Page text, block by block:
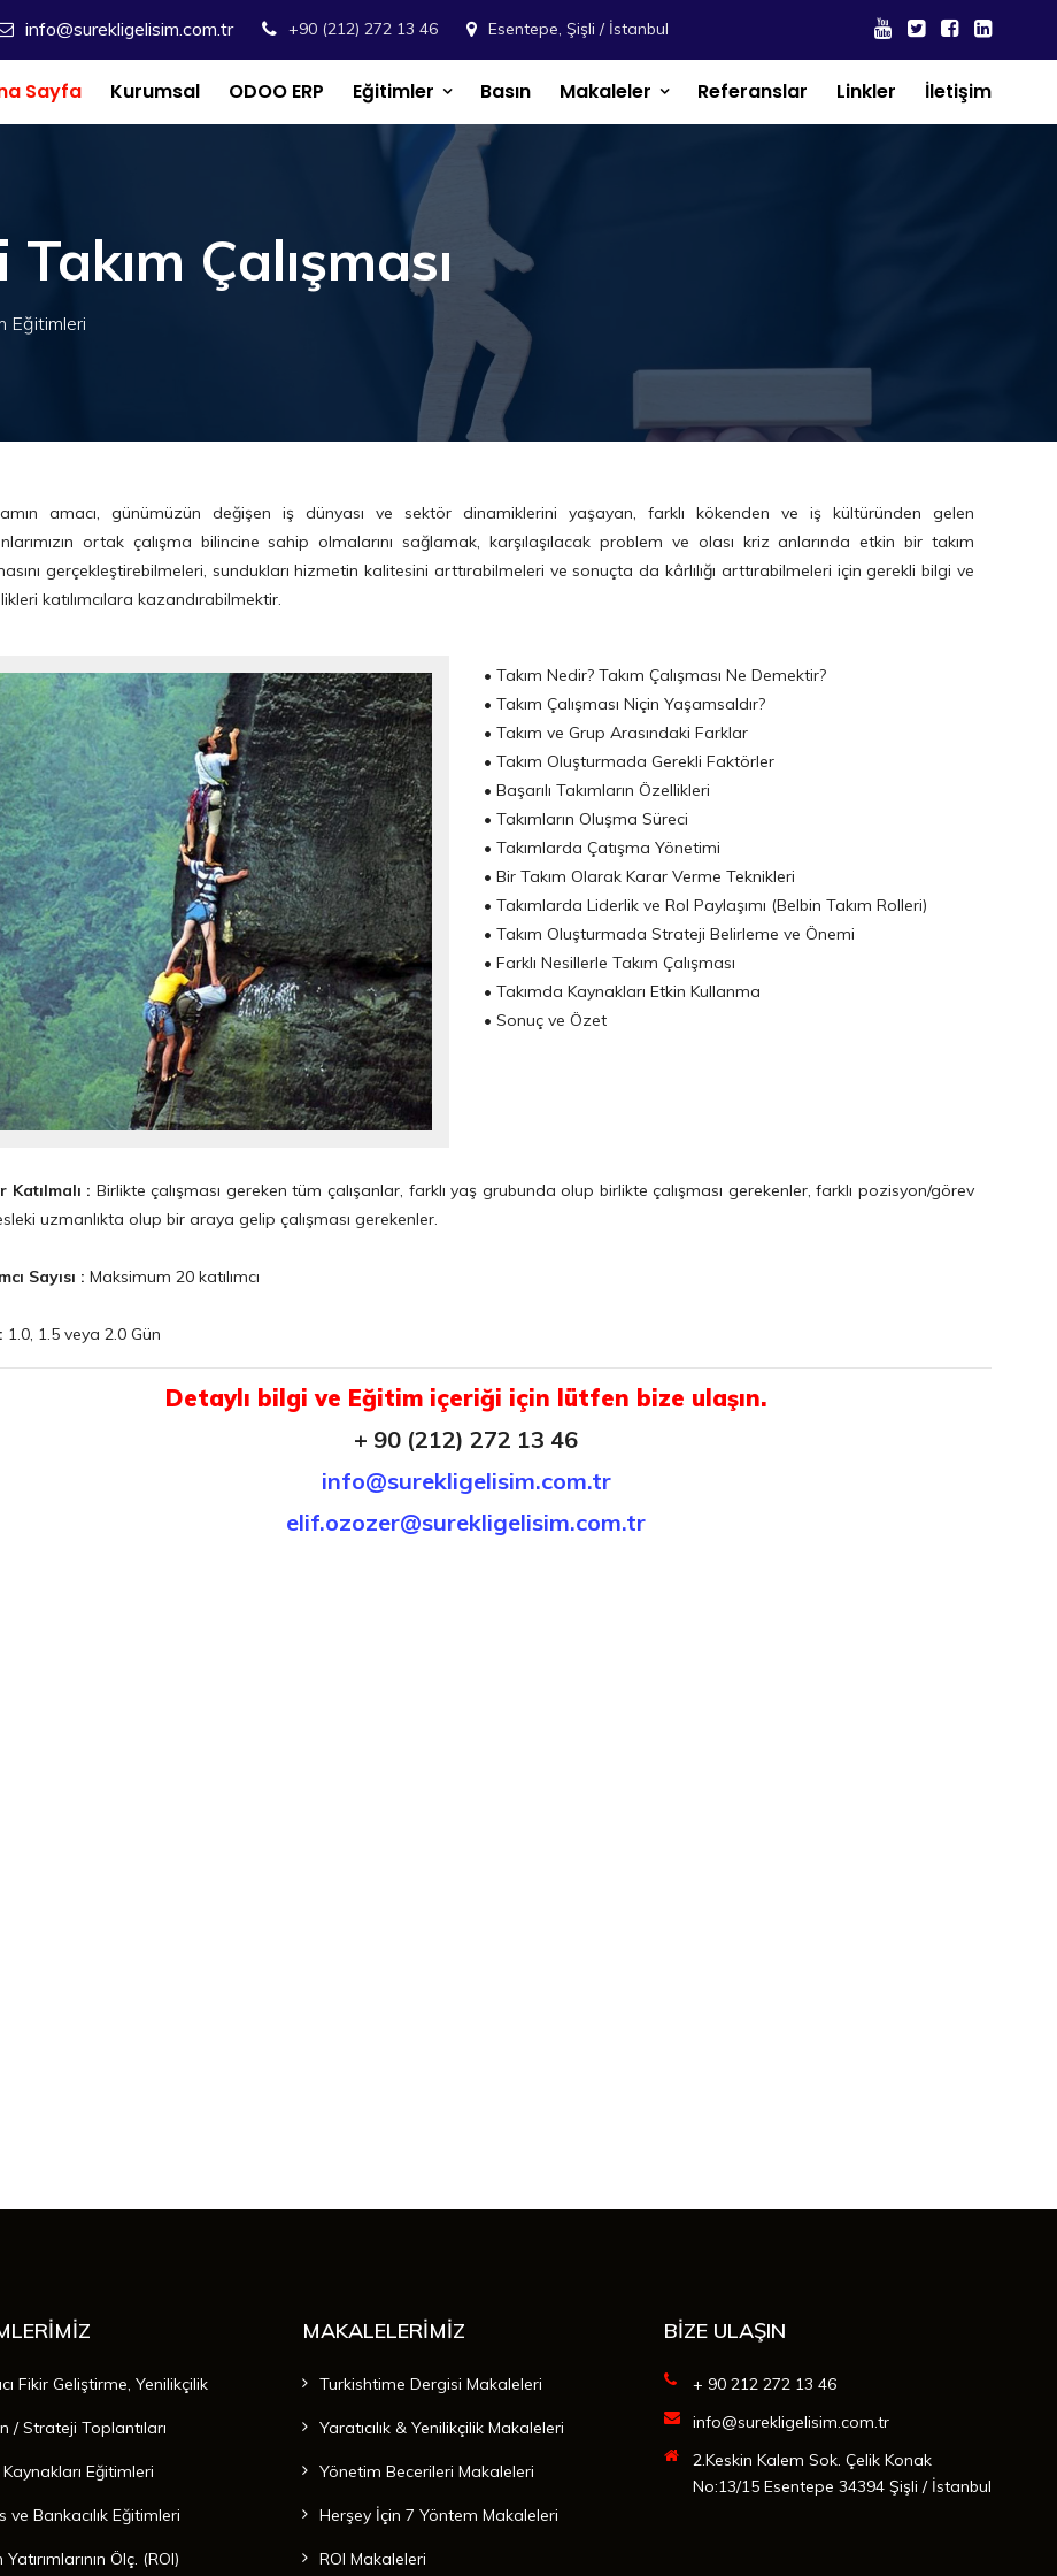
info@surekligelisim.com.tr +90 (212) 272 13 46 Esentepe, Şişli / İstanbul
Sayfa Kurumsal ODOO ERP Eğitimler Basın Makaleler Referanslar Linkler İletişim
Çalışması
Eğitimleri
amacı, günümüzün değişen iş dünyası ve sektör dinamiklerini yaşayan, farklı kökenden ve iş kültüründen gelen
ortak çalışma bilincine sahip olmalarını sağlamak, karşılaşılacak problem ve olası kriz anlarında etkin bir takım
gerçekleştirebilmeleri, sundukları hizmetin kalitesini arttırabilmeleri ve sonuçta da kârlılığı arttırabilmeleri için gerekli bilgi ve
katılımcılara kazandırabilmektir.
• Takım Nedir? Takım Çalışması Ne Demektir?
• Takım Çalışması Niçin Yaşamsaldır?
• Takım ve Grup Arasındaki Farklar
• Takım Oluşturmada Gerekli Faktörler
• Başarılı Takımların Özellikleri
• Takımların Oluşma Süreci
• Takımlarda Çatışma Yönetimi
• Bir Takım Olarak Karar Verme Teknikleri
• Takımlarda Liderlik ve Rol Paylaşımı (Belbin Takım Rolleri)
• Takım Oluşturmada Strateji Belirleme ve Önemi
• Farklı Nesillerle Takım Çalışması
• Takımda Kaynakları Etkin Kullanma
• Sonuç ve Özet
Katılmalı : Birlikte çalışması gereken tüm çalışanlar, farklı yaş grubunda olup birlikte çalışması gerekenler, farklı pozisyon/görev
uzmanlıkta olup bir araya gelip çalışması gerekenler.
Sayısı : Maksimum 20 katılımcı
1.0, 1.5 veya 2.0 Gün
Detaylı bilgi ve Eğitim içeriği için lütfen bize ulaşın.
+ 90 (212) 272 13 46
info@surekligelisim.com.tr
elif.ozozer@surekligelisim.com.tr
Fikir Geliştirme, Yenilikçilik
/ Strateji Toplantıları
Eğitimleri
ve Bankacılık Eğitimleri
Ölç. (ROI)
MAKALELERİMİZ
Turkishtime Dergisi Makaleleri
Yaratıcılık & Yenilikçilik Makaleleri
Yönetim Becerileri Makaleleri
Herşey İçin 7 Yöntem Makaleleri
ROI Makaleleri
BİZE ULAŞIN
+ 90 212 272 13 46
info@surekligelisim.com.tr
2.Keskin Kalem Sok. Çelik Konak
No:13/15 Esentepe 34394 Şişli / İstanbul